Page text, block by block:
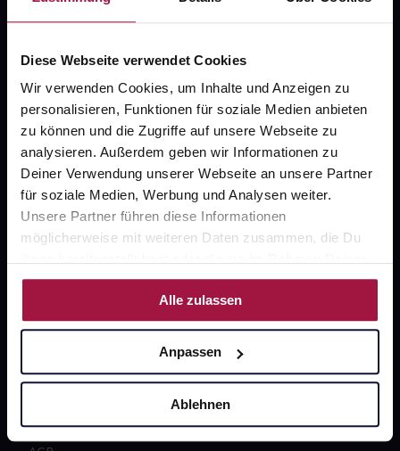
Diese Webseite verwendet Cookies
Wir verwenden Cookies, um Inhalte und Anzeigen zu
personalisieren, Funktionen für soziale Medien anbieten
zu können und die Zugriffe auf unsere Webseite zu
analysieren. Außerdem geben wir Informationen zu
Deiner Verwendung unserer Webseite an unsere Partner
für soziale Medien, Werbung und Analysen weiter.
Unsere Partner führen diese Informationen
möglicherweise mit weiteren Daten zusammen, die Du
Nutzung der Dienste gesammelt haben.
Alle zulassen
Anpassen
Ablehnen
Widerrufsformular
gesund.de
Über uns
Karriere
PAYBACK
Sanitätshäuser